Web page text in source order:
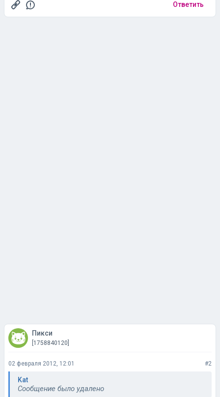
Ответить
Пикси
[1758840120]
02 февраля 2012, 12:01 #2
Kat
Сообщение было удалено